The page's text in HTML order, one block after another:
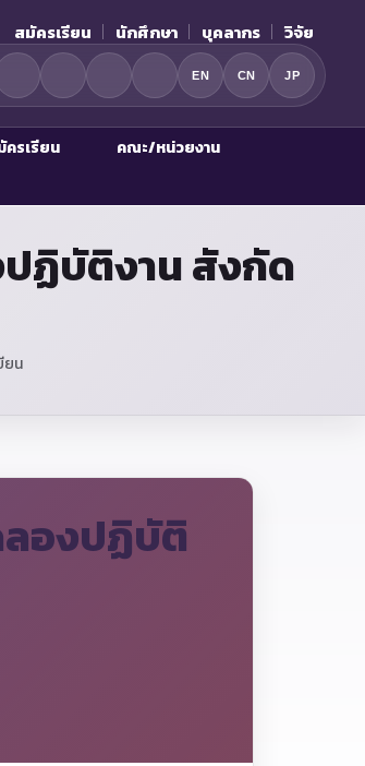
สมัครเรียน นักศึกษา บุคลากร วิจัย
EN CN JP
ครเรียน
คณะ/หน่วยงาน
ปฏิบัติงาน สังกัด
ยน
ลองปฏิบัติ